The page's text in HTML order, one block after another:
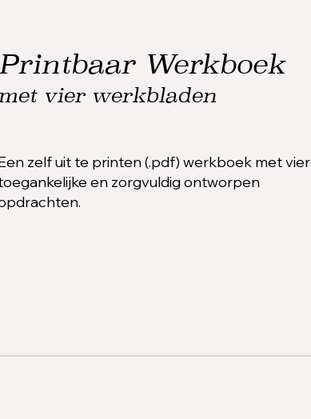
met vier werkbladen
Printbaar Werkboek
zelf uit te printen (.pdf) werkboek met vier
en zorgvuldig ontworpen